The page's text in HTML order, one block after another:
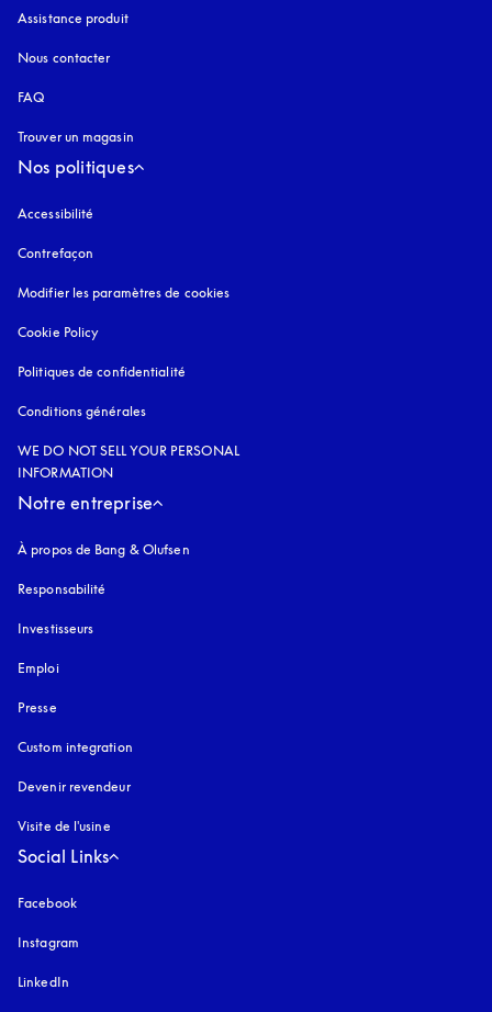
Assistance produit
Nous contacter
FAQ
Trouver un magasin
Nos politiques
Accessibilité
Contrefaçon
Modifier les paramètres de cookies
Cookie Policy
Politiques de confidentialité
Conditions générales
WE DO NOT SELL YOUR PERSONAL
INFORMATION
Notre entreprise
À propos de Bang & Olufsen
Responsabilité
Investisseurs
Emploi
Presse
Custom integration
Devenir revendeur
Visite de l'usine
Social Links
Facebook
Instagram
LinkedIn